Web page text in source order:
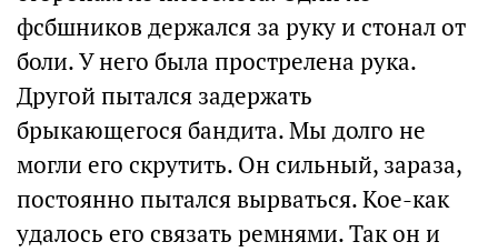
фсбшников держался за руку и стонал от
боли. У него была прострелена рука.
Другой пытался задержать
брыкающегося бандита. Мы долго не
могли его скрутить. Он сильный, зараза,
постоянно пытался вырваться. Кое-как
удалось его связать ремнями. Так он и